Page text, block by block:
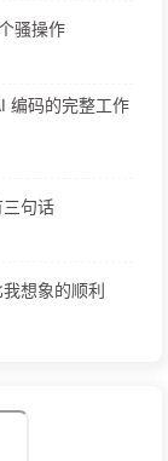
骚操作
编码的完整工作
句话
想象的顺利